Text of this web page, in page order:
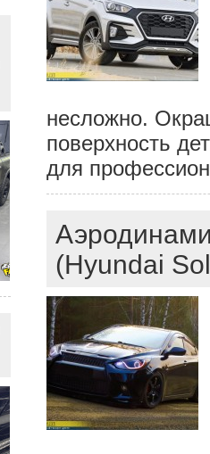
несложно.
поверхность
для
(Hyundai